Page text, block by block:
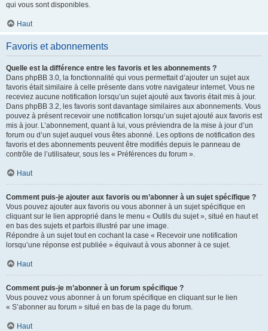
qui vous sont disponibles.
Haut
Favoris et abonnements
Quelle est la différence entre les favoris et les abonnements ?
Dans phpBB 3.0, la fonctionnalité qui vous permettait d’ajouter un sujet aux
favoris était similaire à celle présente dans votre navigateur internet. Vous ne
receviez aucune notification lorsqu’un sujet ajouté aux favoris était mis à jour.
Dans phpBB 3.2, les favoris sont davantage similaires aux abonnements. Vous
pouvez à présent recevoir une notification lorsqu’un sujet ajouté aux favoris est
mis à jour. L’abonnement, quant à lui, vous préviendra de la mise à jour d’un
forum ou d’un sujet auquel vous êtes abonné. Les options de notification des
favoris et des abonnements peuvent être modifiés depuis le panneau de
contrôle de l’utilisateur, sous les « Préférences du forum ».
Haut
Comment puis-je ajouter aux favoris ou m’abonner à un sujet spécifique ?
Vous pouvez ajouter aux favoris ou vous abonner à un sujet spécifique en
cliquant sur le lien approprié dans le menu « Outils du sujet », situé en haut et
en bas des sujets et parfois illustré par une image.
Répondre à un sujet tout en cochant la case « Recevoir une notification
lorsqu’une réponse est publiée » équivaut à vous abonner à ce sujet.
Haut
Comment puis-je m’abonner à un forum spécifique ?
Vous pouvez vous abonner à un forum spécifique en cliquant sur le lien
« S’abonner au forum » situé en bas de la page du forum.
Haut